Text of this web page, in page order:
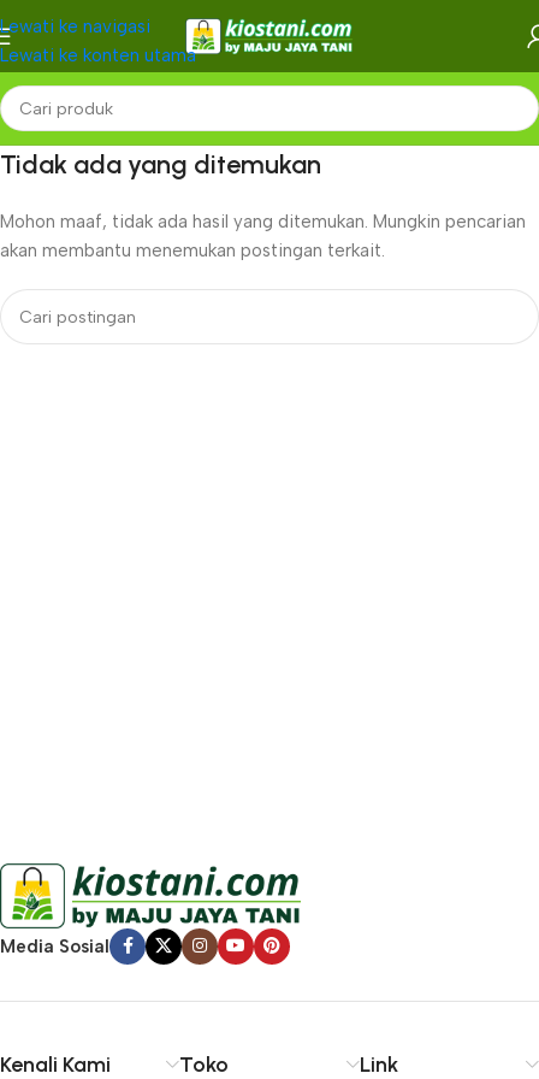
Lewati ke navigasi
Lewati ke konten utama
Tidak ada yang ditemukan
Mohon maaf, tidak ada hasil yang ditemukan. Mungkin pencarian
akan membantu menemukan postingan terkait.
Media Sosial
Kenali Kami Toko Link